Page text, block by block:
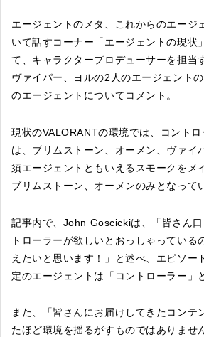
エージェントのメタ、これからのエージ
いて話すコーナー「エージェントの現状
て、キャラクタープロデューサーを担当
ヴァイパー、ヨルの2人のエージェント
のエージェントについてコメント。
現状のVALORANTの環境では、コント
は、ブリムストーン、オーメン、ヴァイ
須エージェントともいえるスモークをメ
ブリムストーン、オーメンのみとなって
記事内で、John Goscickiは、「皆さん
トローラーが欲しいとおっしゃっている
えたいと思います！」と述べ、エピソー
定のエージェントは「コントローラー」
また、「皆さんにお届けしてきたコンテ
たほど環境を揺るがすものではありませ